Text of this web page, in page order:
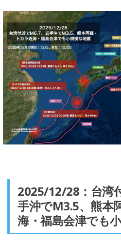
2025/12/28：台湾
手沖でM3.5、熊本
海・福島会津でも